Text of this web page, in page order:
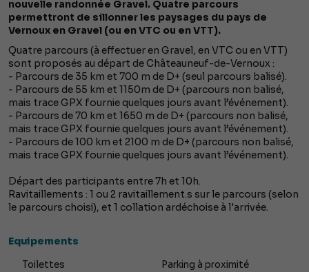
nouvelle randonnée Gravel. Quatre parcours
permettront de sillonner les paysages du pays de
Vernoux en Gravel (ou en VTC ou en VTT).
Quatre parcours (à effectuer en Gravel, en VTC ou en VTT)
sont proposés au départ de Châteauneuf-de-Vernoux :
- Parcours de 35 km et 700 m de D+ (seul parcours balisé).
- Parcours de 55 km et 1150m de D+ (parcours non balisé,
mais trace GPX fournie quelques jours avant l’événement).
- Parcours de 70 km et 1650 m de D+ (parcours non balisé,
mais trace GPX fournie quelques jours avant l’événement).
- Parcours de 100 km et 2100 m de D+ (parcours non balisé,
mais trace GPX fournie quelques jours avant l’événement).
Départ des participants entre 7h et 10h.
Ravitaillements : 1 ou 2 ravitaillement.s sur le parcours (selon
le parcours choisi), et 1 collation ardéchoise à l'arrivée.
Equipements
Toilettes Parking à proximité